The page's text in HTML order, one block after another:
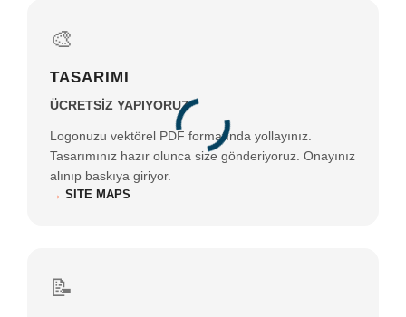
🎨
TASARIMI
ÜCRETSİZ YAPIYORUZ
Logonuzu vektörel PDF formatında yollayınız.
Tasarımınız hazır olunca size gönderiyoruz. Onayınız
alınıp baskıya giriyor.
→ SITE MAPS
📝